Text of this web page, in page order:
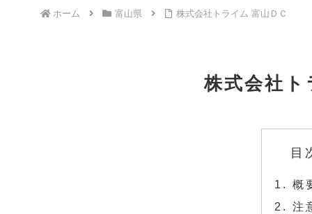
ホーム 富山県 株式会社トライム 富山ＤＣ
株式会社
目
概
注